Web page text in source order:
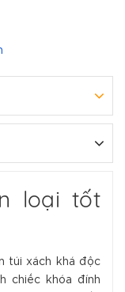
loại tốt
túi xách khá độc
chiếc khóa đính